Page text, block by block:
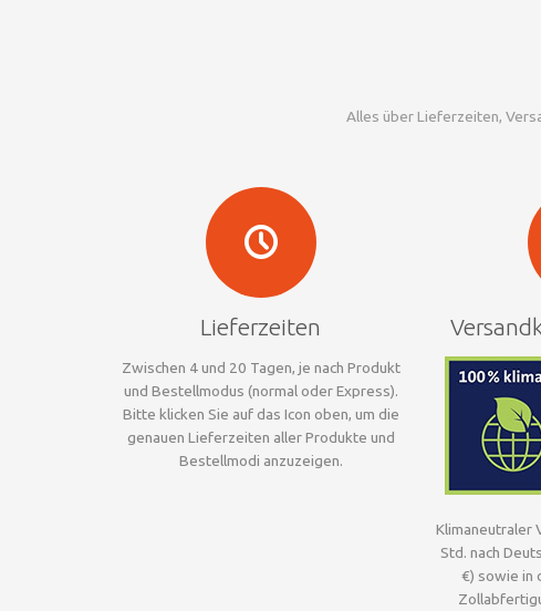
Alles über Lieferzeiten,
Lieferzeiten
Zwischen 4 und 20 Tagen, je nach Produkt
und Bestellmodus (normal oder Express).
Bitte klicken Sie auf das Icon oben, um die
genauen Lieferzeiten aller Produkte und
Bestellmodi anzuzeigen.
Klimaneutraler
Std. nach
€) sowie in